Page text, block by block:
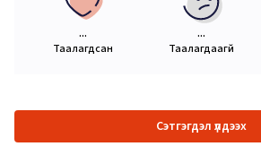
...
Таалагдсан
...
Таалагдаагүй
Сэтгэгдэл үлдээх